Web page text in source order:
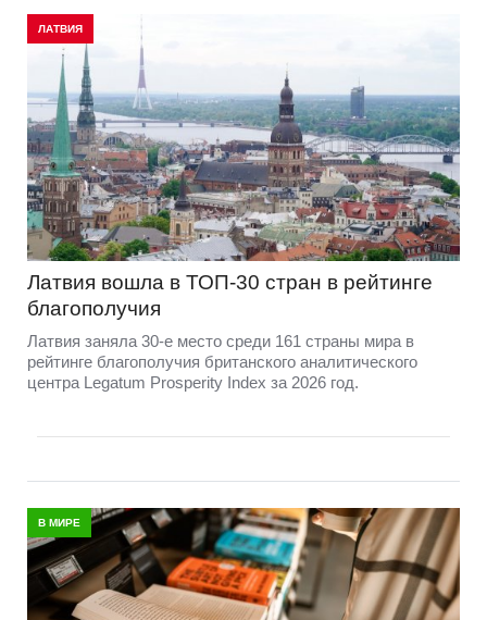
ЛАТВИЯ
Латвия вошла в ТОП-30 стран в рейтинге
благополучия
Латвия заняла 30-е место среди 161 страны мира в
рейтинге благополучия британского аналитического
центра Legatum Prosperity Index за 2026 год.
В МИРЕ